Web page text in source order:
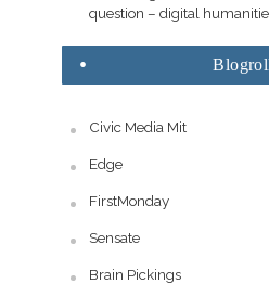
question – digital
Civic Media Mit
Edge
FirstMonday
Sensate
Brain Pickings